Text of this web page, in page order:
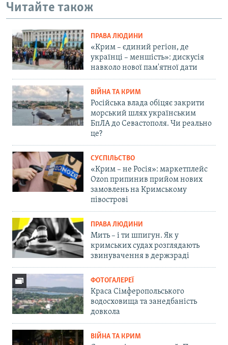
Читайте також
ПРАВА ЛЮДИНИ
«Крим – єдиний регіон, де
українці – меншість»: дискусія
навколо нової пам'ятної дати
ВІЙНА ТА КРИМ
Російська влада обіцяє закрити
морський шлях українським
БпЛА до Севастополя. Чи реально
це?
СУСПІЛЬСТВО
«Крим – не Росія»: маркетплейс
Ozon припинив прийом нових
замовлень на Кримському
півострові
ПРАВА ЛЮДИНИ
Мить – і ти шпигун. Як у
кримських судах розглядають
звинувачення в держзраді
ФОТОГАЛЕРЕЇ
Краса Сімферопольського
водосховища та занедбаність
довкола
ВІЙНА ТА КРИМ